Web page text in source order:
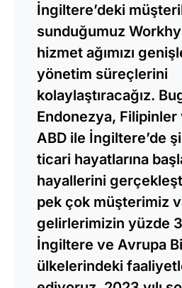
İngiltere’deki
sunduğumuz
hizmet ağımızı
yönetim süreçlerini
kolaylaştıracağız.
Endonezya, Filipinler
ABD ile İngiltere’de
ticari hayatlarına
hayallerini
pek çok müşterimiz
gelirlerimizin yüzde
İngiltere ve Avrupa
ülkelerindeki